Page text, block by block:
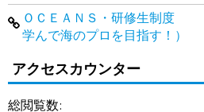
ＯＣＥＡＮＳ・研修生
学んで海のプロを目指す！）
アクセスカウンター
総閲覧数: